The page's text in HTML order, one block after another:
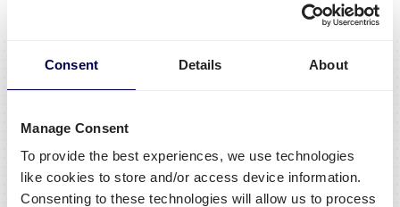
Consent Details About
Manage Consent
To provide the best experiences, we use technologies
like cookies to store and/or access device information.
Consenting to these technologies will allow us to process
Brakenhoff is al meer dan 3 jaar onze partner
dan 1000 pallets voor ons vervoerd.
Meer dan 1000 pallets vervoerd
Ruim 50 verladers geholpen
Actief in alle provincies van Nederland